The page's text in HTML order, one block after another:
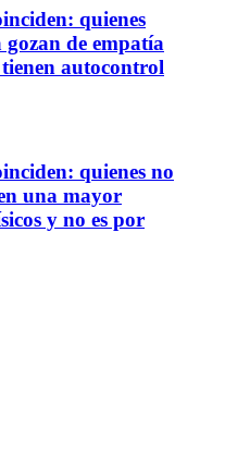
quienes
de empatía
autocontrol
quienes no
una mayor
y no es por